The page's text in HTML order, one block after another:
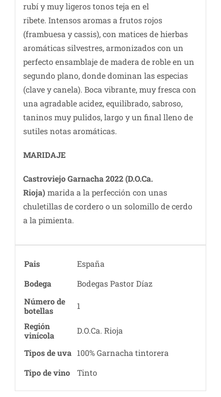
rubí y muy ligeros tonos teja en el
ribete. Intensos aromas a frutos rojos
(frambuesa y cassis), con matices de hierbas
aromáticas silvestres, armonizados con un
perfecto ensamblaje de madera de roble en un
segundo plano, donde dominan las especias
(clave y canela). Boca vibrante, muy fresca con
una agradable acidez, equilibrado, sabroso,
taninos muy pulidos, largo y un final lleno de
sutiles notas aromáticas.
MARIDAJE
Castroviejo Garnacha 2022 (D.O.Ca.
Rioja) marida a la perfección con unas
chuletillas de cordero o un solomillo de cerdo
a la pimienta.
Pais
España
Bodega
Bodegas Pastor Díaz
Número de
botellas
1
Región
vinícola
D.O.Ca. Rioja
Tipos de uva 100% Garnacha tintorera
Tipo de vino
Tinto